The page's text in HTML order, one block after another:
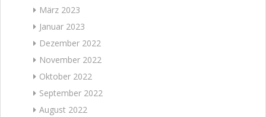
März 2023
Januar 2023
Dezember 2022
November 2022
Oktober 2022
September 2022
August 2022